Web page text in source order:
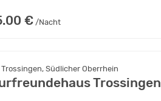
€ /Nacht
Südlicher Oberrhein
Trossingen